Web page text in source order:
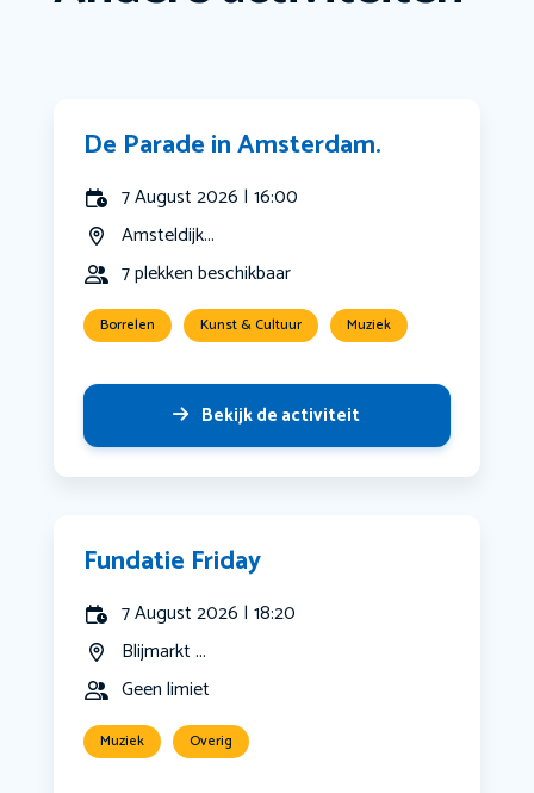
De Parade in Amsterdam.
7 August 2026 | 16:00
Amsteldijk...
7 plekken beschikbaar
Borrelen Kunst & Cultuur Muziek
Bekijk de activiteit
Fundatie Friday
7 August 2026 | 18:20
Blijmarkt ...
Geen limiet
Muziek Overig